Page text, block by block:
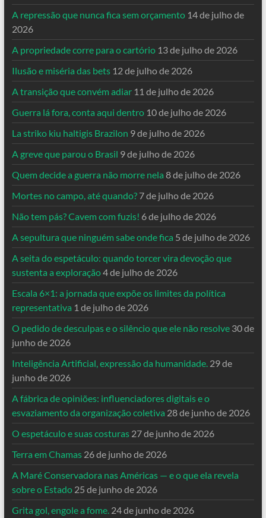
A repressão que nunca fica sem orçamento 14 de julho de
2026
A propriedade corre para o cartório 13 de julho de 2026
Ilusão e miséria das bets 12 de julho de 2026
A transição que convém adiar 11 de julho de 2026
Guerra lá fora, conta aqui dentro 10 de julho de 2026
La striko kiu haltigis Brazilon 9 de julho de 2026
A greve que parou o Brasil 9 de julho de 2026
Quem decide a guerra não morre nela 8 de julho de 2026
Mortes no campo, até quando? 7 de julho de 2026
Não tem pás? Cavem com fuzis! 6 de julho de 2026
A sepultura que ninguém sabe onde fica 5 de julho de 2026
A seita do espetáculo: quando torcer vira devoção que
sustenta a exploração4 de julho de 2026
Escala 6×1: a jornada que expõe os limites da política
representativa 1 de julho de 2026
O pedido de desculpas e o silêncio que ele não resolve 30 de
junho de 2026
Inteligência Artificial, expressão da humanidade. 29 de
junho de 2026
A fábrica de opiniões: influenciadores digitais e o
esvaziamento da organização coletiva 28 de junho de 2026
O espetáculo e suas costuras 27 de junho de 2026
Terra em Chamas 26 de junho de 2026
A Maré Conservadora nas Américas — e o que ela revela
sobre o Estado 25 de junho de 2026
Grita gol, engole a fome. 24 de junho de 2026